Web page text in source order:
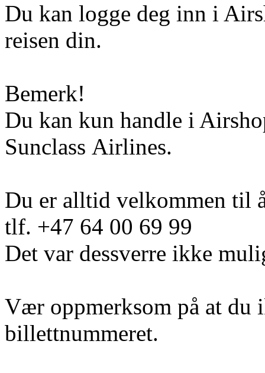
Du kan logge deg inn i
reisen din.
Bemerk!
Du kan kun handle i
Sunclass Airlines.
Du er alltid velkommen til
tlf. +47 64 00 69 99
Det var dessverre ikke
Vær oppmerksom på at du
billettnummeret.